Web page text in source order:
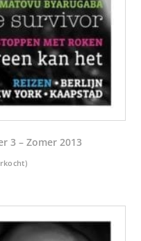
3 – Zomer 2013